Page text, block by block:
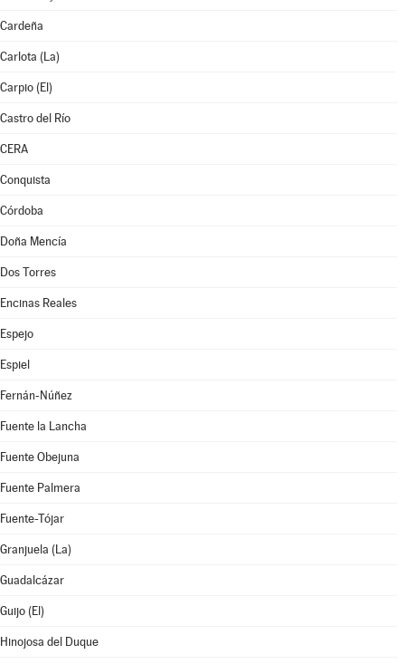
Cardeña
Carlota (La)
Carpio (El)
Castro del Río
CERA
Conquista
Córdoba
Doña Mencía
Dos Torres
Encinas Reales
Espejo
Espiel
Fernán-Núñez
Fuente la Lancha
Fuente Obejuna
Fuente Palmera
Fuente-Tójar
Granjuela (La)
Guadalcázar
Guijo (El)
Hinojosa del Duque